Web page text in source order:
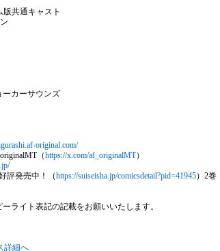
共通キャスト
ーカーサウンズ
original.com/
（https://x.com/af_originalMT）
評発売中！（https://suiseisha.jp/comicsdetail?pid=41945）2巻
ライト表記の記載をお願いいたします。
詳細へ